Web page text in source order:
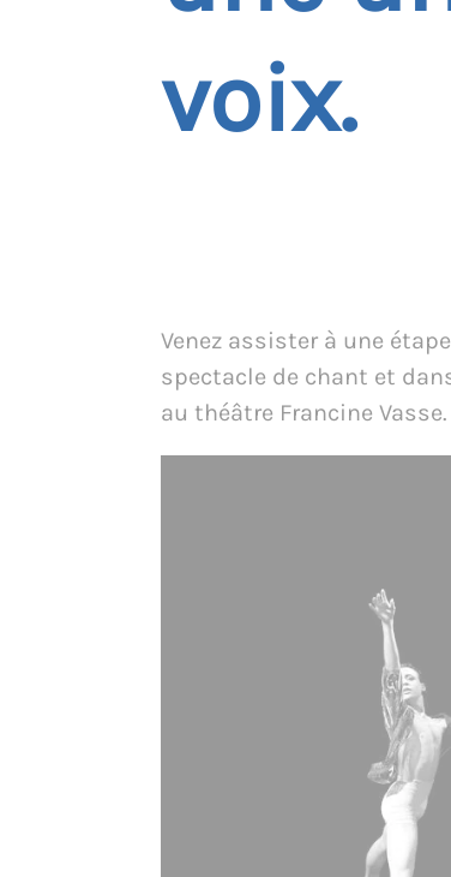
voix.
Venez assister à une
spectacle de chant et
au théâtre Francine Vasse.